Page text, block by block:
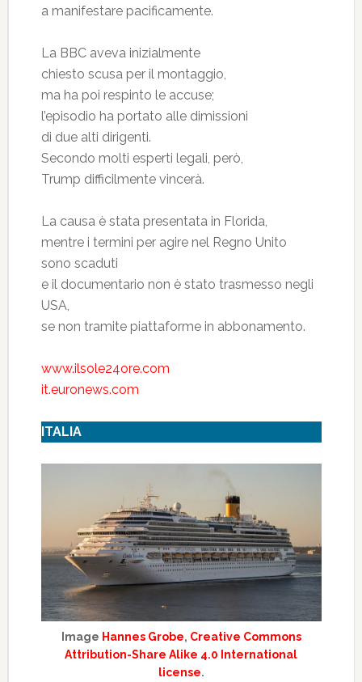
a manifestare pacificamente.
La BBC aveva inizialmente
chiesto scusa per il montaggio,
ma ha poi respinto le accuse;
l’episodio ha portato alle dimissioni
di due alti dirigenti.
Secondo molti esperti legali, però,
Trump difficilmente vincerà.
La causa è stata presentata in Florida,
mentre i termini per agire nel Regno Unito
sono scaduti
e il documentario non è stato trasmesso negli
USA,
se non tramite piattaforme in abbonamento.
www.ilsole24ore.com
it.euronews.com
ITALIA
Image Hannes Grobe, Creative Commons
Attribution-Share Alike 4.0 International
license.